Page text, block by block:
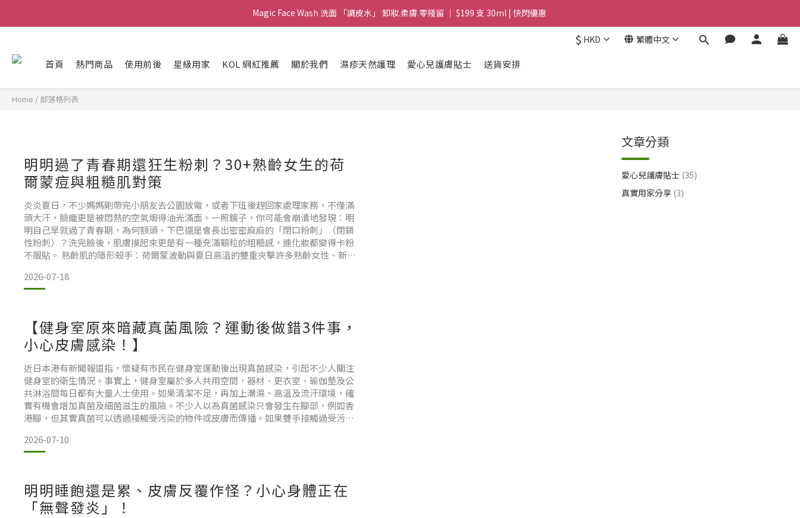
Magic Face Wash 洗面 「調皮水」 卸妝.柔膚.零殘留 ｜ $199 支 30ml | 快閃優惠
G8 皇牌孖寶 ｜ 鱷魚油精華 + Soothing Cream 套裝 | $488 set 2件 現貨優惠
$ HKD 繁體中文
首頁 熱門商品 使用前後 星級用家 KOL 網紅推薦 關於我們 濕疹天然護理 愛心兒護膚貼士 送貨安排
Home / 部落格列表
明明過了青春期還狂生粉刺？30+熟齡女生的荷
爾蒙痘與粗糙肌對策
炎炎夏日，不少媽媽剛帶完小朋友去公園放電，或者下班後趕回家處理家務，不僅滿
頭大汗，臉龐更是被悶熱的空氣焗得油光滿面。一照鏡子，你可能會崩潰地發現：明
明自己早就過了青春期，為何額頭、下巴還是會長出密密麻麻的「閉口粉刺」（閉鎖
性粉刺）？洗完臉後，肌膚摸起來更是有一種充滿顆粒的粗糙感，連化妝都變得卡粉
不服貼。 熟齡肌的隱形殺手：荷爾蒙波動與夏日高溫的雙重夾擊許多熟齡女性、新婚
女性的肌膚更容易因為內在與外在環境而鬧脾氣。身為現代女
2026-07-18
【健身室原來暗藏真菌風險？運動後做錯3件事，
小心皮膚感染！】
近日本港有新聞報道指，懷疑有市民在健身室運動後出現真菌感染，引起不少人關注
健身室的衛生情況。事實上，健身室屬於多人共用空間，器材、更衣室、瑜伽墊及公
共淋浴間每日都有大量人士使用。如果清潔不足，再加上潮濕、高溫及流汗環境，確
實有機會增加真菌及細菌滋生的風險。不少人以為真菌感染只會發生在腳部，例如香
港腳，但其實真菌可以透過接觸受污染的物件或皮膚而傳播。如果雙手接觸過受污染
對於本身患有濕疹、敏感肌或皮膚屏障較弱的人士，更應提高警
2026-07-10
明明睡飽還是累、皮膚反覆作怪？小心身體正在
「無聲發炎」！
文章分類
愛心兒護膚貼士 (35)
真實用家分享 (3)